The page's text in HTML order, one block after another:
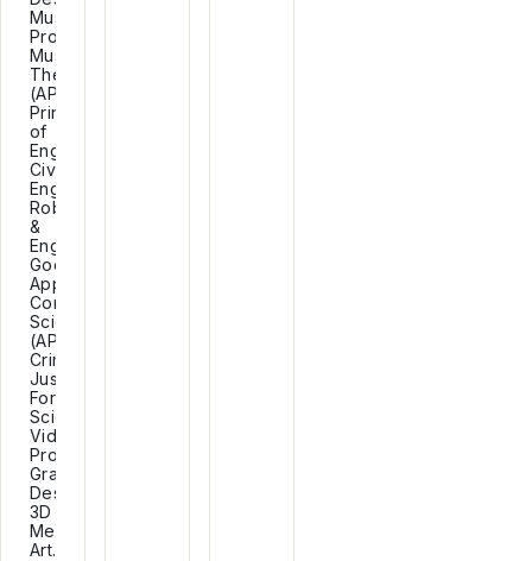
Music
Production,
Music
Theory
(AP),
Principles
of
Engineering,
Civil
Engineering,
Robotics
&
Engineering,
Google
Apps,
Computer
Science
(AP),
Criminal
Justice,
Forensic
Science,
Video
Production,
Graphic
Design,
3D
Media
Art.